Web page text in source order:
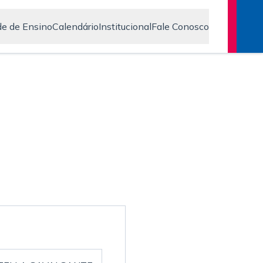
de EnsinoCalendárioInstitucionalFale Conosco